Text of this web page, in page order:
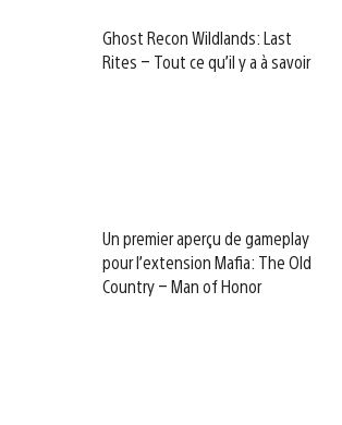
Ghost Recon Wildlands: Last
Rites – Tout ce qu’il y a à savoir
Un premier aperçu de gameplay
pour l’extension Mafia: The Old
Country – Man of Honor